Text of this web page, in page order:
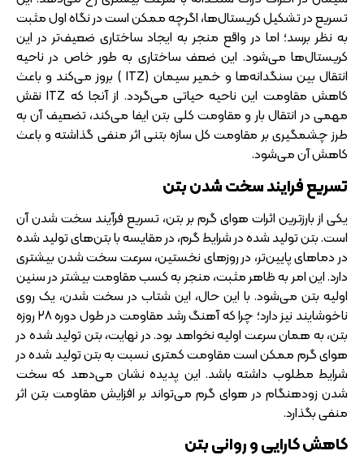
تسریع در تشکیل کریستال‌ها، اگرچه ممکن است در نگاه اول مثبت
به نظر برسد؛ اما در واقع منجر به ایجاد ساختاری ضعیف‌تر در این
کریستال‌ها می‌شود. این ضعف ساختاری به طور خاص در ناحیه
انتقال بین سنگدانه‌ها و خمیر سیمان (ITZ ) بروز می‌کند و باعث
کاهش مقاومت این ناحیه حیاتی می‌گردد. از آنجا که ITZ نقش
مهمی در انتقال بار و مقاومت کلی بتن ایفا می‌کند، تضعیف آن به
طرز چشمگیری بر مقاومت کل سازه بتنی اثر منفی گذاشته و باعث
کاهش آن می‌شود.
تسریع فرایند سخت شدن بتن
یکی از بارزترین اثرات هوای گرم بر بتن، تسریع فرآیند سخت شدن آن
است. بتن تولید شده در شرایط گرم، در مقایسه با بتن‌های تولید شده
در دماهای پایین‌تر، در روزهای نخستین، سرعت سخت شدن بیشتری
دارد. این امر به ظاهر مثبت، منجر به کسب مقاومت بیشتر در سنین
اولیه بتن می‌شود. با این حال، این شتاب در سخت شدن، یک روی
ناخوشایند نیز دارد؛ چرا که آهنگ رشد مقاومت در طول دوره ۲۸ روزه
بتن، به همان سرعت اولیه نخواهد بود. در نهایت، بتن تولید شده در
هوای گرم ممکن است مقاومت کمتری نسبت به بتن تولید شده در
شرایط مطلوب داشته باشد. این پدیده نشان می‌دهد که سخت
شدن زودهنگام در هوای گرم می‌تواند بر افزایش مقاومت بتن اثر
منفی بگذارد.
کاهش کارایی و روانی بتن